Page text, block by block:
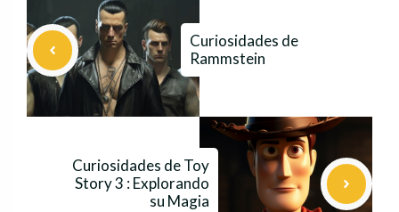
Curiosidades de
Rammstein
Curiosidades de Toy
Story 3 : Explorando
su Magia